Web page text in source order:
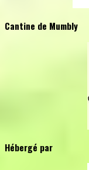
Cantine de Mumbly
Hébergé par